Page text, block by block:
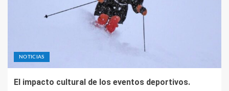
NOTICIAS
El impacto cultural de los eventos deportivos.